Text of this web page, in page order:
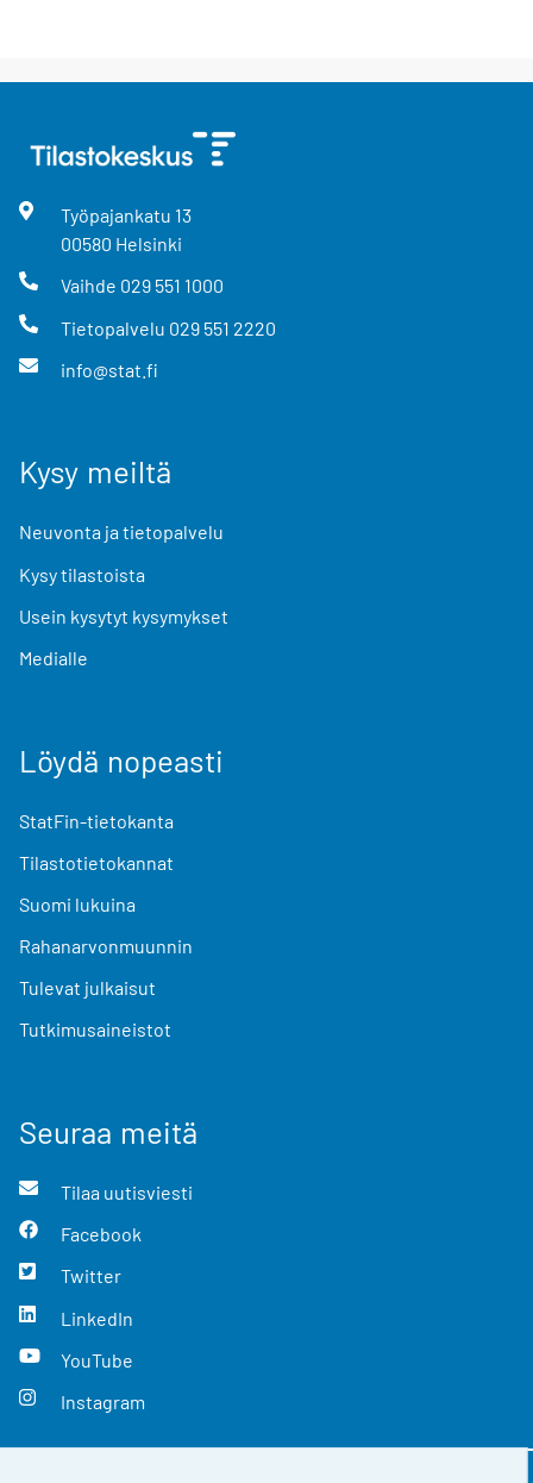
Työpajankatu 13
00580 Helsinki
Vaihde 029 551 1000
Tietopalvelu 029 551 2220
info@stat.fi
Kysy meiltä
Neuvonta ja tietopalvelu
Kysy tilastoista
Usein kysytyt kysymykset
Medialle
Löydä nopeasti
StatFin-tietokanta
Tilastotietokannat
Suomi lukuina
Rahanarvonmuunnin
Tulevat julkaisut
Tutkimusaineistot
Seuraa meitä
Tilaa uutisviesti
Facebook
Twitter
LinkedIn
YouTube
Instagram